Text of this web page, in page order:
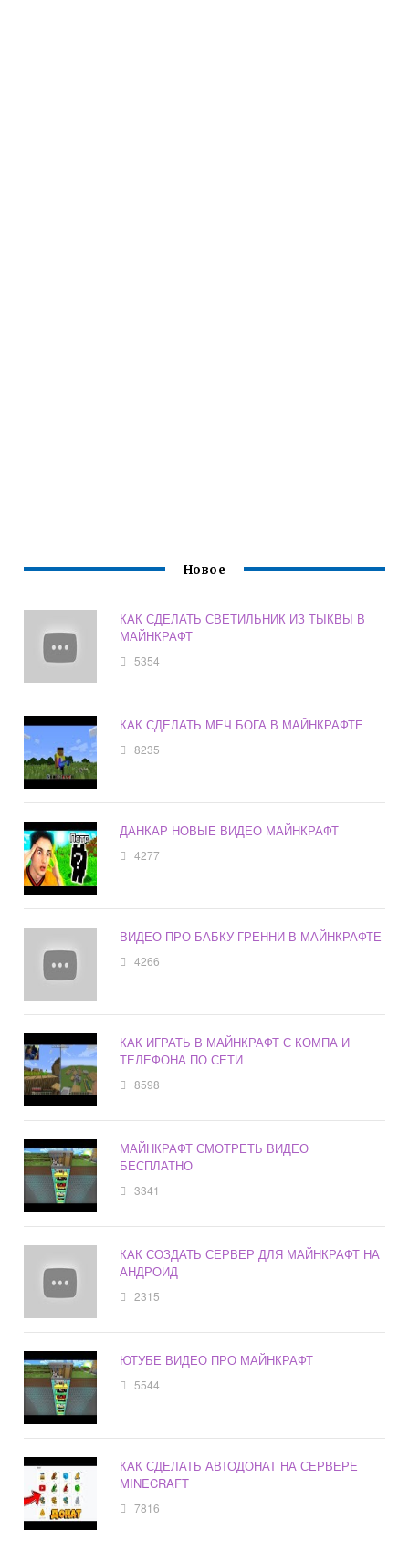
Новое
КАК СДЕЛАТЬ СВЕТИЛЬНИК ИЗ ТЫКВЫ В
МАЙНКРАФТ
5354
КАК СДЕЛАТЬ МЕЧ БОГА В МАЙНКРАФТЕ
8235
ДАНКАР НОВЫЕ ВИДЕО МАЙНКРАФТ
4277
ВИДЕО ПРО БАБКУ ГРЕННИ В МАЙНКРАФТЕ
4266
КАК ИГРАТЬ В МАЙНКРАФТ С КОМПА И
ТЕЛЕФОНА ПО СЕТИ
8598
МАЙНКРАФТ СМОТРЕТЬ ВИДЕО
БЕСПЛАТНО
3341
КАК СОЗДАТЬ СЕРВЕР ДЛЯ МАЙНКРАФТ НА
АНДРОИД
2315
ЮТУБЕ ВИДЕО ПРО МАЙНКРАФТ
5544
КАК СДЕЛАТЬ АВТОДОНАТ НА СЕРВЕРЕ
MINECRAFT
7816